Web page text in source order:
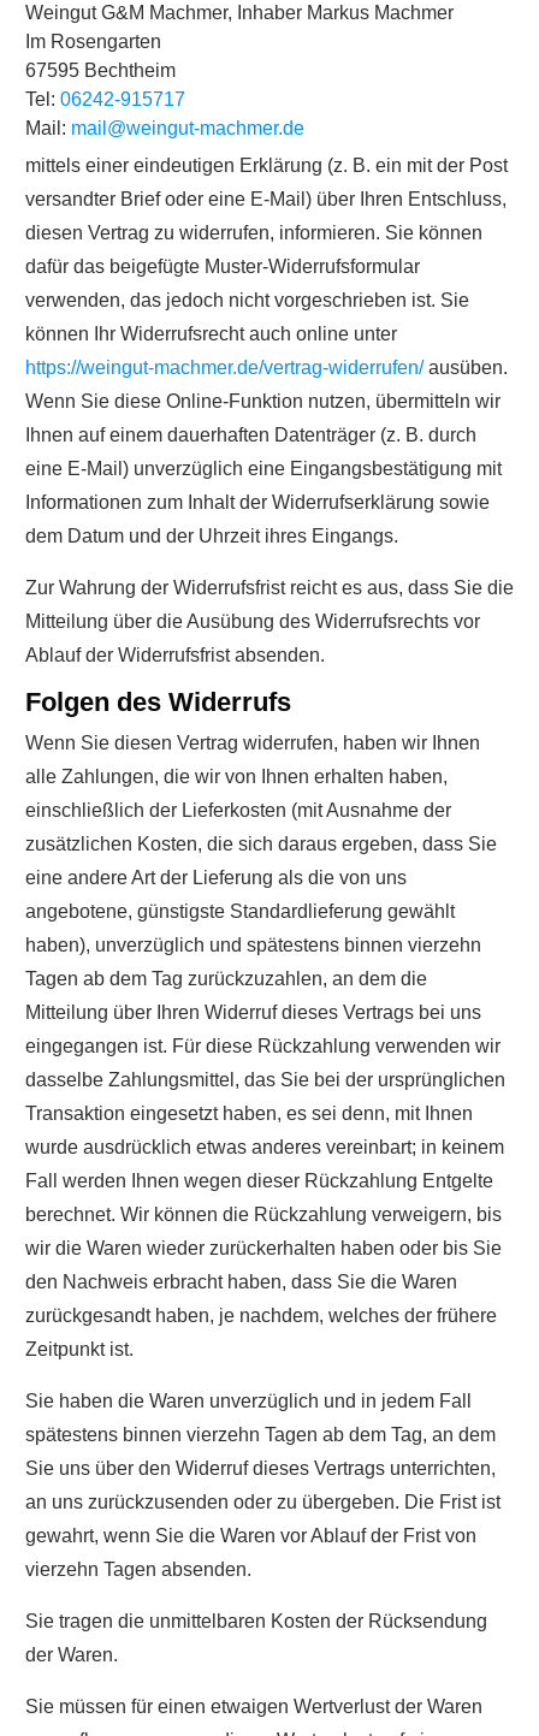
Weingut G&M Machmer, Inhaber Markus Machmer
Im Rosengarten
67595 Bechtheim
Tel: 06242-915717
Mail: mail@weingut-machmer.de
mittels einer eindeutigen Erklärung (z. B. ein mit der Post
versandter Brief oder eine E-Mail) über Ihren Entschluss,
diesen Vertrag zu widerrufen, informieren. Sie können
dafür das beigefügte Muster-Widerrufsformular
verwenden, das jedoch nicht vorgeschrieben ist. Sie
können Ihr Widerrufsrecht auch online unter
https://weingut-machmer.de/vertrag-widerrufen/ausüben.
Wenn Sie diese Online-Funktion nutzen, übermitteln wir
Ihnen auf einem dauerhaften Datenträger (z. B. durch
eine E-Mail) unverzüglich eine Eingangsbestätigung mit
Informationen zum Inhalt der Widerrufserklärung sowie
dem Datum und der Uhrzeit ihres Eingangs.
Zur Wahrung der Widerrufsfrist reicht es aus, dass Sie die
Mitteilung über die Ausübung des Widerrufsrechts vor
Ablauf der Widerrufsfrist absenden.
Folgen des Widerrufs
Wenn Sie diesen Vertrag widerrufen, haben wir Ihnen
alle Zahlungen, die wir von Ihnen erhalten haben,
einschließlich der Lieferkosten (mit Ausnahme der
zusätzlichen Kosten, die sich daraus ergeben, dass Sie
eine andere Art der Lieferung als die von uns
angebotene, günstigste Standardlieferung gewählt
haben), unverzüglich und spätestens binnen vierzehn
Tagen ab dem Tag zurückzuzahlen, an dem die
Mitteilung über Ihren Widerruf dieses Vertrags bei uns
eingegangen ist. Für diese Rückzahlung verwenden wir
dasselbe Zahlungsmittel, das Sie bei der ursprünglichen
Transaktion eingesetzt haben, es sei denn, mit Ihnen
wurde ausdrücklich etwas anderes vereinbart; in keinem
Fall werden Ihnen wegen dieser Rückzahlung Entgelte
berechnet. Wir können die Rückzahlung verweigern, bis
wir die Waren wieder zurückerhalten haben oder bis Sie
den Nachweis erbracht haben, dass Sie die Waren
zurückgesandt haben, je nachdem, welches der frühere
Zeitpunkt ist.
Sie haben die Waren unverzüglich und in jedem Fall
spätestens binnen vierzehn Tagen ab dem Tag, an dem
Sie uns über den Widerruf dieses Vertrags unterrichten,
an uns zurückzusenden oder zu übergeben. Die Frist ist
gewahrt, wenn Sie die Waren vor Ablauf der Frist von
vierzehn Tagen absenden.
Sie tragen die unmittelbaren Kosten der Rücksendung
der Waren.
Sie müssen für einen etwaigen Wertverlust der Waren